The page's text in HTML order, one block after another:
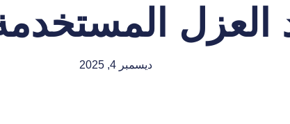
العزل
ديسمبر 4, 2025